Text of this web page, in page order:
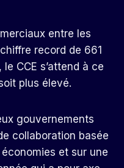
entre les
record de 661
CCE s’attend à ce
plus élevé.
gouvernements
collaboration basée
et sur une